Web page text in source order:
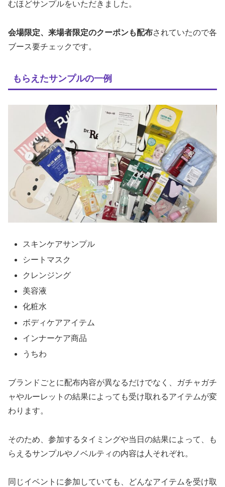
むほどサンプルをいただきました。
会場限定、来場者限定のクーポンも配布されていたので各
ブース要チェックです。
もらえたサンプルの一例
スキンケアサンプル
シートマスク
クレンジング
美容液
化粧水
ボディケアアイテム
インナーケア商品
うちわ
ブランドごとに配布内容が異なるだけでなく、ガチャガチ
ャやルーレットの結果によっても受け取れるアイテムが変
わります。
そのため、参加するタイミングや当日の結果によって、も
らえるサンプルやノベルティの内容は人それぞれ。
同じイベントに参加していても、どんなアイテムを受け取